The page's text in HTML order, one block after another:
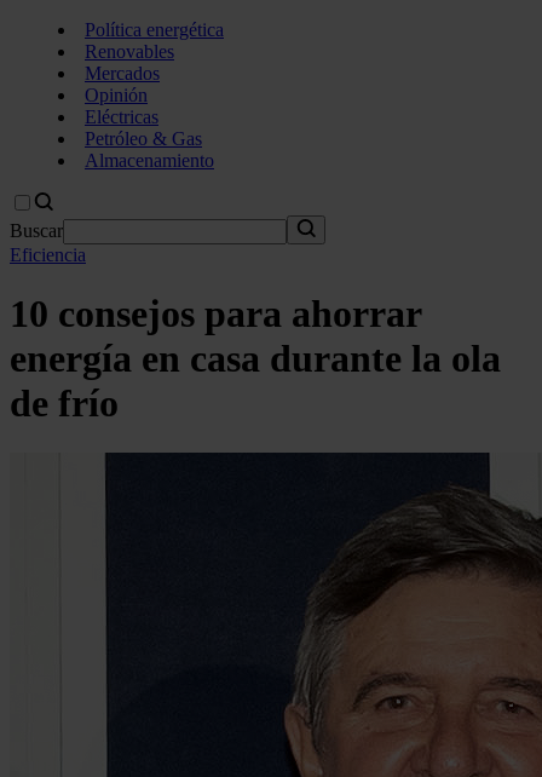
Política energética
Renovables
Mercados
Opinión
Eléctricas
Petróleo & Gas
Almacenamiento
Buscar
Eficiencia
10 consejos para ahorrar
energía en casa durante la ola
de frío